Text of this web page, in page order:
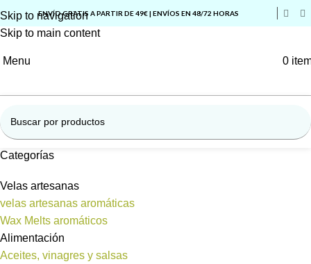
Skip to navigation
Skip to main content
ENVÍO GRATIS A PARTIR DE 49€ | ENVÍOS EN 48/72 HORAS
Menu 0
Categorías
Velas artesanas
velas artesanas aromáticas
Wax Melts aromáticos
Alimentación
Aceites, vinagres y salsas